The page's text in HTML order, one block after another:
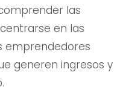
las
en las
emprendedores
generen ingresos y